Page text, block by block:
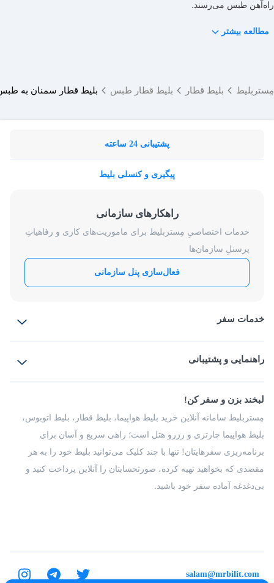
راه‌آهن طبس می‌رسند.
مطالعه بیشتر
مِستربلیط بلیط قطار بلیط قطار طبس بلیط قطار سمنان به
پشتیبانی 24 ساعته
پیگیری و کنسلی بلیط
راهکارهای سازمانی
خدمات اختصاصیِ مِستربلیط برای ماموریت‌های کاری و رفاهیاتِ
پرسنلِ سازمان‌ها
فعال‌سازی پنل سازمانی
خدمات سفر
بلیط قطار
راهنمایی و پشتیبانی
شرایط و مقررات
راهکار سازمانی
فرصت‌های شغلی
درباره ما
لبخند بزن و سفر کن!
مِستربلیط سامانه آنلاین خرید بلیط هواپیما، بلیط قطار، بلیط اتوبوس،
بلیط هواپیما چارتری و رزرو هتل است؛ راهی سریع و آسان برای
برنامه‌ریزی سفرهایتان! تنها با چند کلیک می‌توانید بلیط خود را به هر
مقصدی که بخواهید تهیه کرده، صورتحسابتان را آنلاین پرداخت کنید و
بی‌دغدغه آماده سفر خود باشید.
salam@mrbilit.com